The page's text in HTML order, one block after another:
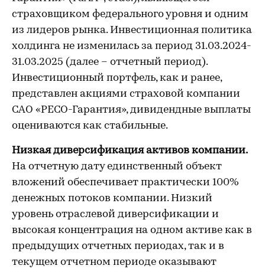
страховщиком федерального уровня и одним
из лидеров рынка. Инвестиционная политика
холдинга не изменилась за период 31.03.2024-
31.03.2025 (далее – отчетный период).
Инвестиционный портфель, как и ранее,
представлен акциями страховой компании
САО «РЕСО-Гарантия», дивидендные выплаты
оцениваются как стабильные.
Низкая диверсификация активов компании.
На отчетную дату единственный объект
вложений обеспечивает практически 100%
денежных потоков компании. Низкий
уровень отраслевой диверсификации и
высокая концентрация на одном активе как в
предыдущих отчетных периодах, так и в
текущем отчетном периоде оказывают